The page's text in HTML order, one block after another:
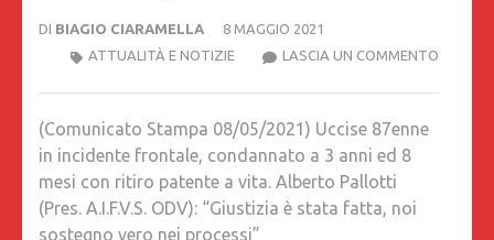
DI BIAGIO CIARAMELLA
8 MAGGIO 2021
LASCIA UN COMMENTO
ATTUALITÀ E NOTIZIE
(Comunicato Stampa 08/05/2021) Uccise 87enne
in incidente frontale, condannato a 3 anni ed 8
mesi con ritiro patente a vita. Alberto Pallotti
(Pres. A.I.F.V.S. ODV): “Giustizia è stata fatta, noi
sostegno vero nei processi”